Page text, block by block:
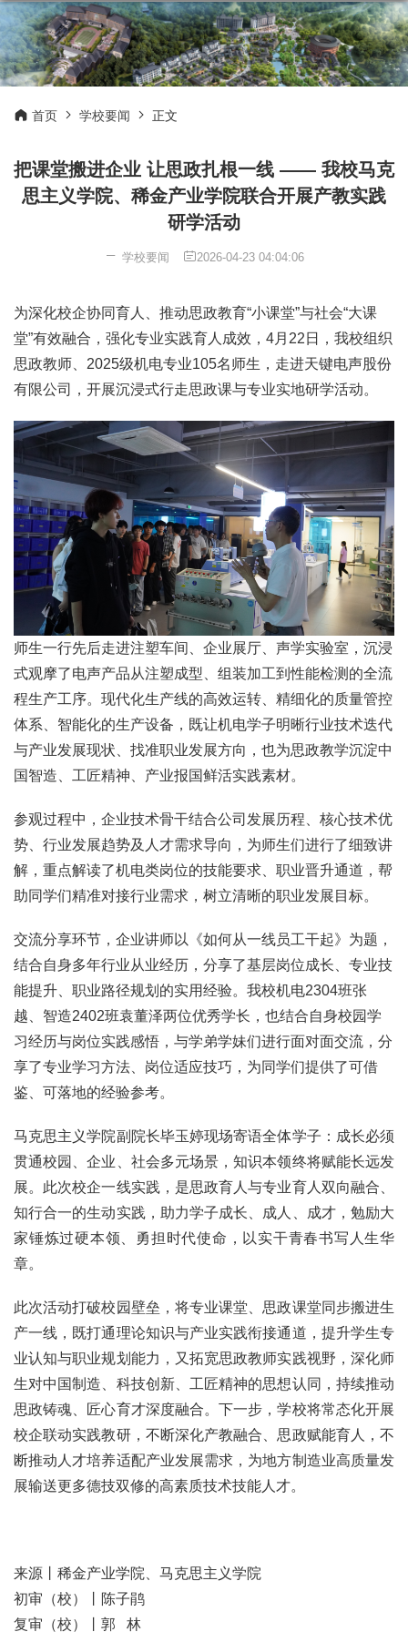
首页 学校要闻 正文
把课堂搬进企业 让思政扎根一线 —— 我校马克
思主义学院、稀金产业学院联合开展产教实践
研学活动
学校要闻 2026-04-23 04:04:06
为深化校企协同育人、推动思政教育“小课堂”与社会“大课
堂”有效融合，强化专业实践育人成效，4月22日，我校组织
思政教师、2025级机电专业105名师生，走进天键电声股份
有限公司，开展沉浸式行走思政课与专业实地研学活动。
师生一行先后走进注塑车间、企业展厅、声学实验室，沉浸
式观摩了电声产品从注塑成型、组装加工到性能检测的全流
程生产工序。现代化生产线的高效运转、精细化的质量管控
体系、智能化的生产设备，既让机电学子明晰行业技术迭代
与产业发展现状、找准职业发展方向，也为思政教学沉淀中
国智造、工匠精神、产业报国鲜活实践素材。
参观过程中，企业技术骨干结合公司发展历程、核心技术优
势、行业发展趋势及人才需求导向，为师生们进行了细致讲
解，重点解读了机电类岗位的技能要求、职业晋升通道，帮
助同学们精准对接行业需求，树立清晰的职业发展目标。
交流分享环节，企业讲师以《如何从一线员工干起》为题，
结合自身多年行业从业经历，分享了基层岗位成长、专业技
能提升、职业路径规划的实用经验。我校机电2304班张
越、智造2402班袁董泽两位优秀学长，也结合自身校园学
习经历与岗位实践感悟，与学弟学妹们进行面对面交流，分
享了专业学习方法、岗位适应技巧，为同学们提供了可借
鉴、可落地的经验参考。
马克思主义学院副院长毕玉婷现场寄语全体学子：成长必须
贯通校园、企业、社会多元场景，知识本领终将赋能长远发
展。此次校企一线实践，是思政育人与专业育人双向融合、
知行合一的生动实践，助力学子成长、成人、成才，勉励大
家锤炼过硬本领、勇担时代使命，以实干青春书写人生华
章。
此次活动打破校园壁垒，将专业课堂、思政课堂同步搬进生
产一线，既打通理论知识与产业实践衔接通道，提升学生专
业认知与职业规划能力，又拓宽思政教师实践视野，深化师
生对中国制造、科技创新、工匠精神的思想认同，持续推动
思政铸魂、匠心育才深度融合。下一步，学校将常态化开展
校企联动实践教研，不断深化产教融合、思政赋能育人，不
断推动人才培养适配产业发展需求，为地方制造业高质量发
展输送更多德技双修的高素质技术技能人才。
来源丨稀金产业学院、马克思主义学院
初审（校）丨陈子鹃
复审（校）丨郭 林